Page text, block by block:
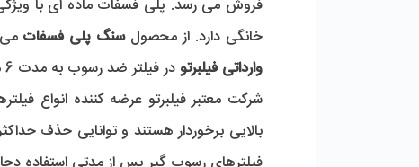
خانگی دارد. از محصول سنگ پلی فسفات
وارداتی فیلبرتو در فیلتر ضد رسوب به مدت 6 ماه تا 2 سال است که طول این مدت به کیفیت آب ورودی و میزان مصرف در دستگاه بستگی دارد.